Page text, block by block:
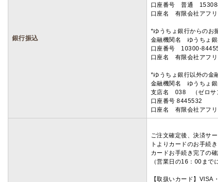
銀行振込
口座番号 普通
口座名 有限会社アフ
*ゆうちょ銀行からのお
金融機関名 ゆうちょ
口座番号 10300-
口座名 有限会社アフ
*ゆうちょ銀行以外の金
金融機関名 ゆうちょ
支店名 038 （ゼロサ
口座番号 8445532
口座名 有限会社アフ
ご注文確定後、決済サ
トよりカードのお手続
カードお手続き完了の
（営業日の16：00ま
【取扱いカード】